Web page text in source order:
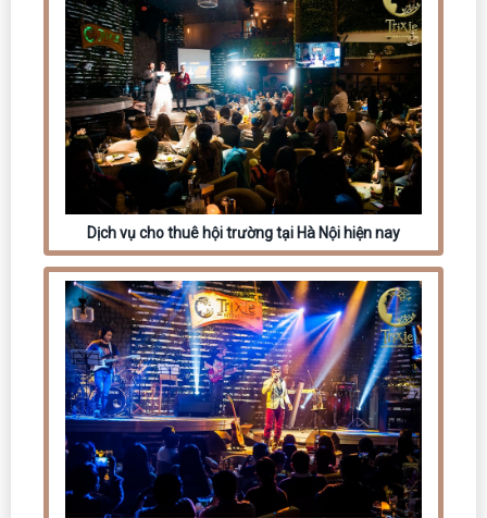
Dịch vụ cho thuê hội trường tại Hà Nội hiện nay